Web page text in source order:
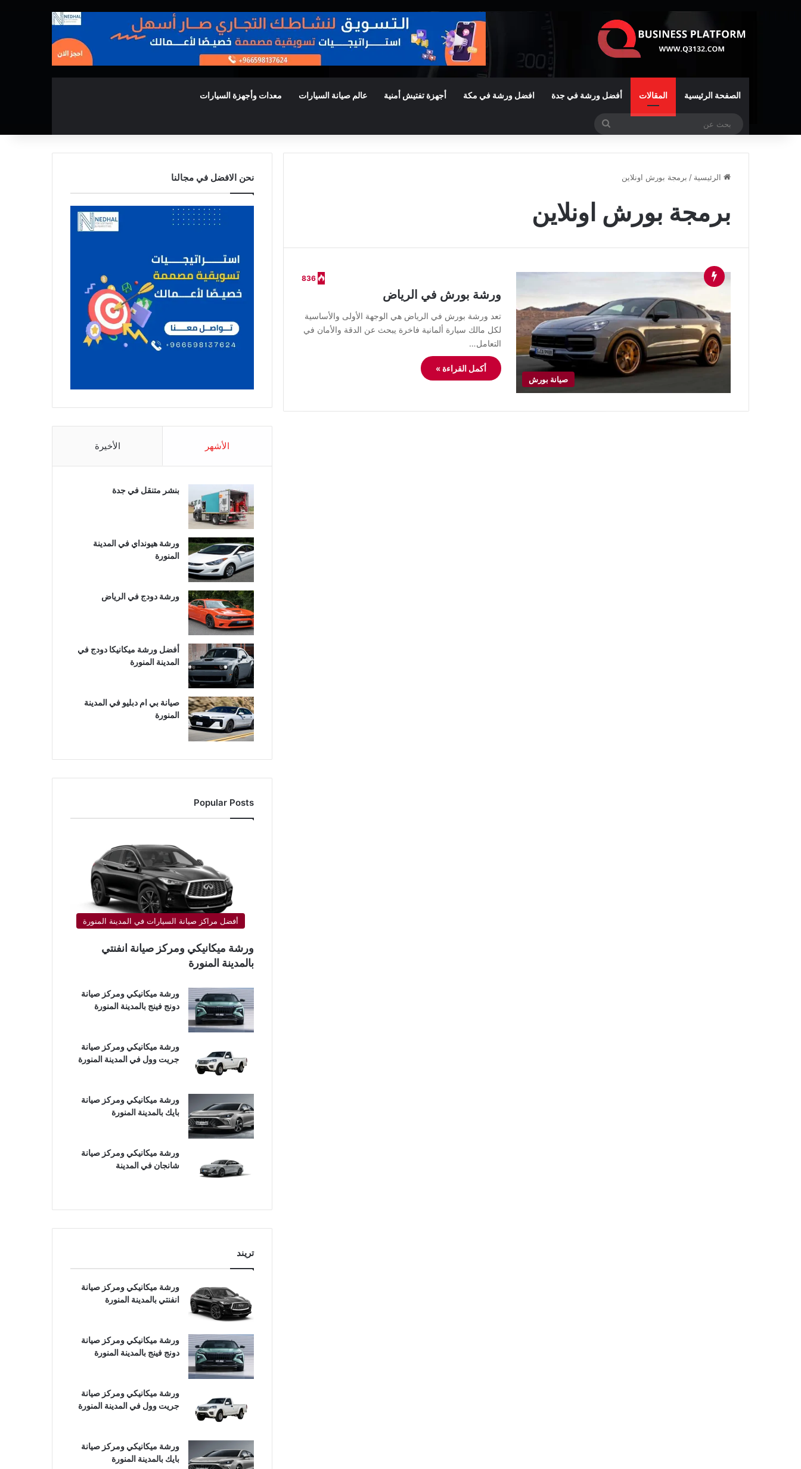
الصفحة الرئيسية المقالات أفضل ورشة في جدة افضل ورشة في مكة أجهزة تفتيش أمنية عالم صيانة السيارات معدات وأجهزة السيارات
الرئيسية / برمجة بورش اونلاين
برمجة بورش اونلاين
صيانة بورش
836
ورشة بورش في الرياض
​تعد ورشة بورش في الرياض هي الوجهة الأولى والأساسية
لكل مالك سيارة ألمانية فاخرة يبحث عن الدقة والأمان في
التعامل…
أكمل القراءة »
نحن الافضل في مجالنا
الأشهر الأخيرة
بنشر متنقل في جدة
ورشة هيونداي في المدينة
المنورة
ورشة دودج في الرياض
أفضل ورشة ميكانيكا دودج في
المدينة المنورة
صيانة بي ام دبليو في المدينة
المنورة
Popular Posts
أفضل مراكز صيانة السيارات في المدينة المنورة
ورشة ميكانيكي ومركز صيانة انفنتي
بالمدينة المنورة
ورشة ميكانيكي ومركز صيانة
دونج فينج بالمدينة المنورة
ورشة ميكانيكي ومركز صيانة
جريت وول في المدينة المنورة
ورشة ميكانيكي ومركز صيانة
بايك بالمدينة المنورة
ورشة ميكانيكي ومركز صيانة
شانجان في المدينة
تريند
ورشة ميكانيكي ومركز صيانة
انفنتي بالمدينة المنورة
ورشة ميكانيكي ومركز صيانة
دونج فينج بالمدينة المنورة
ورشة ميكانيكي ومركز صيانة
جريت وول في المدينة المنورة
ورشة ميكانيكي ومركز صيانة
بايك بالمدينة المنورة